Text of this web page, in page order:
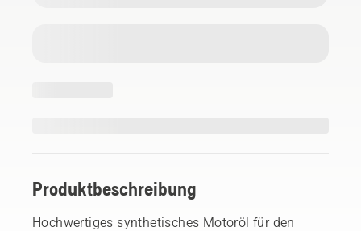
Produktbeschreibung
Hochwertiges synthetisches Motoröl für den